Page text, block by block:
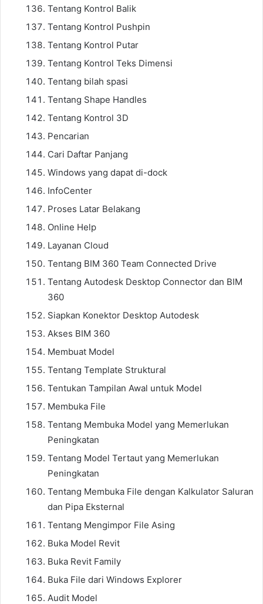
Tentang Kontrol Balik
Tentang Kontrol Pushpin
Tentang Kontrol Putar
Tentang Kontrol Teks Dimensi
Tentang bilah spasi
Tentang Shape Handles
Tentang Kontrol 3D
Pencarian
Cari Daftar Panjang
Windows yang dapat di-dock
InfoCenter
Proses Latar Belakang
Online Help
Layanan Cloud
Tentang BIM 360 Team Connected Drive
Tentang Autodesk Desktop Connector dan BIM
360
Siapkan Konektor Desktop Autodesk
Akses BIM 360
Membuat Model
Tentang Template Struktural
Tentukan Tampilan Awal untuk Model
Membuka File
Tentang Membuka Model yang Memerlukan
Peningkatan
Tentang Model Tertaut yang Memerlukan
Peningkatan
Tentang Membuka File dengan Kalkulator Saluran
dan Pipa Eksternal
Tentang Mengimpor File Asing
Buka Model Revit
Buka Revit Family
Buka File dari Windows Explorer
Audit Model